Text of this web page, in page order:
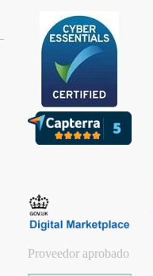
Proveedor aprobado